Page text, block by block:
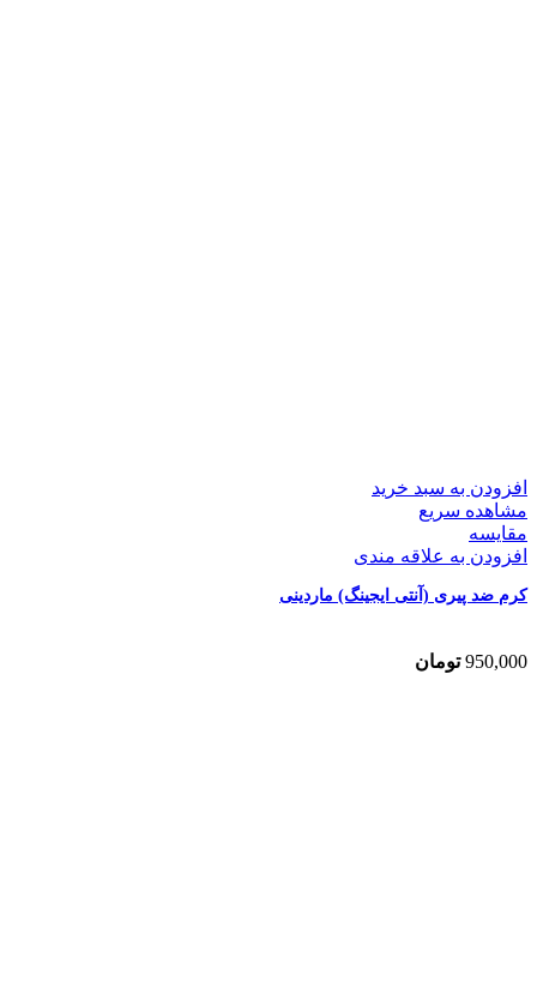
افزودن به سبد خرید
مشاهده سریع
مقایسه
افزودن به علاقه مندی
کرم ضد پیری (آنتی ایجینگ) ماردینی
950,000 تومان